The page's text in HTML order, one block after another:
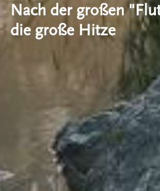
Nach der großen
die große Hitze